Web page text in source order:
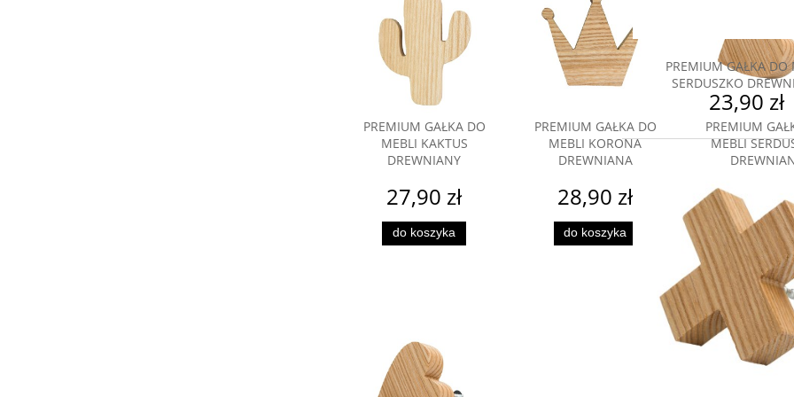
PREMIUM GAŁKA DO
MEBLI KAKTUS
DREWNIANY
27,90 zł
do koszyka
PREMIUM GAŁKA DO
MEBLI KORONA
DREWNIANA
28,90 zł
do koszyka
PREMIUM
MEBLI
23,90
powiadom
PREMIUM GAŁKA DO
SERDUSZKO
23,90 zł